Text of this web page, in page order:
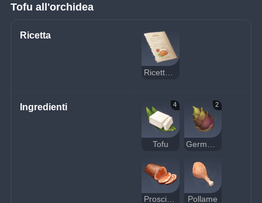
Tofu all'orchidea
Ricetta
Ricetta: tofu all'orchidea
Ingredienti 4
Tofu
2
Prosciutto Pollame